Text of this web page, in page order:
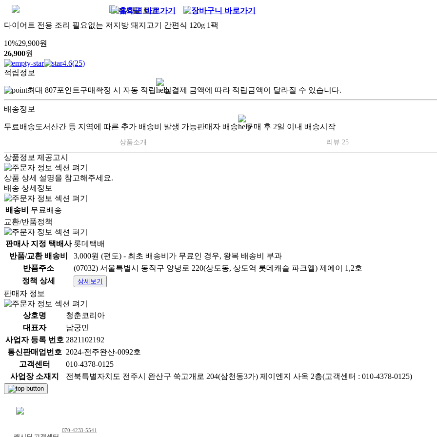
다이어트 전용 조리 필요없는 저지방 돼지고기 간편식 120g 1팩
10%29,900원
26,900원
4.6(25)
적립정보
최대 807포인트구매확정 시 자동 적립 실결제 금액에 따라 적립금액이 달라질 수 있습니다.
배송정보
무료배송도서산간 등 지역에 따른 추가 배송비 발생 가능판매자 배송 구매 후 2일 이내 배송시작
상품소개 리뷰 25
상품정보 제공고시
상품 상세 설명을 참고해주세요.
배송 상세정보
배송비
무료배송
교환/반품정책
판매사 지정 택배사 롯데택배
반품/교환 배송비
3,000원 (편도) - 최초 배송비가 무료인 경우, 왕복 배송비 부과
반품주소
(07032) 서울특별시 동작구 양녕로 220(상도동, 상도역 롯데캐슬 파크엘) 제에이 1,2호
정책 상세
상세보기
판매자 정보
상호명
청춘코리아
대표자
남궁민
사업자 등록 번호 2821102192
통신판매업번호 2024-전주완산-0092호
고객센터
010-4378-0125
사업장 소재지
전북특별자치도 전주시 완산구 쑥고개로 204(삼천동3가) 제이엔지 사옥 2층(고객센터 : 010-4378-0125)
070-4233-5541